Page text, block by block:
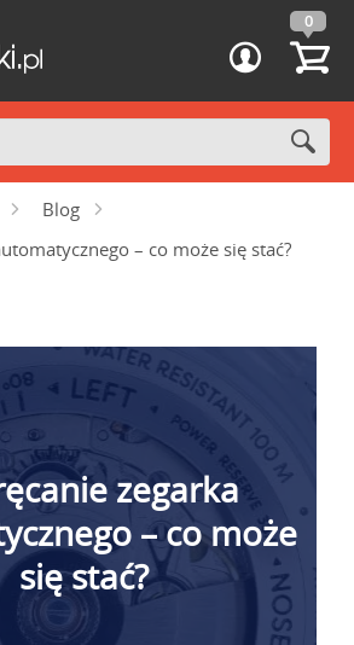
0
Blog
– co może się stać?
zegarka
– co może
się stać?